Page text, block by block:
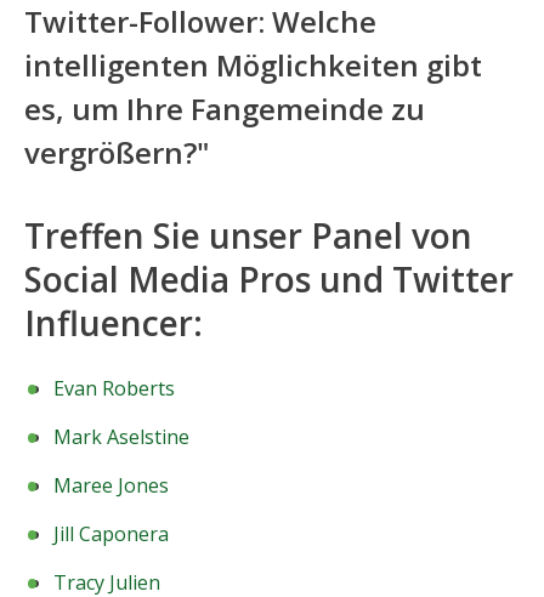
Twitter-Follower: Welche
intelligenten Möglichkeiten gibt
es, um Ihre Fangemeinde zu
vergrößern?"
Treffen Sie unser Panel von
Social Media Pros und Twitter
Influencer:
Evan Roberts
Mark Aselstine
Maree Jones
Jill Caponera
Tracy Julien